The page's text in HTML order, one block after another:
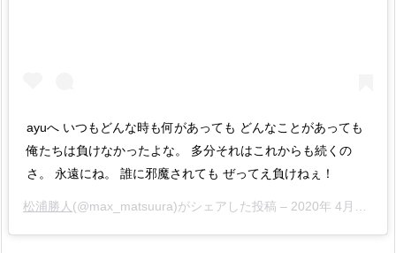
ayuへ いつもどんな時も何があっても どんなことがあっても
俺たちは負けなかったよな。 多分それはこれからも続くの
さ。 永遠にね。 誰に邪魔されても ぜってえ負けねぇ！
松浦勝人 (@max_matsuura)がシェアした投稿 – 2020年 4月月18日午前3時53分PDT